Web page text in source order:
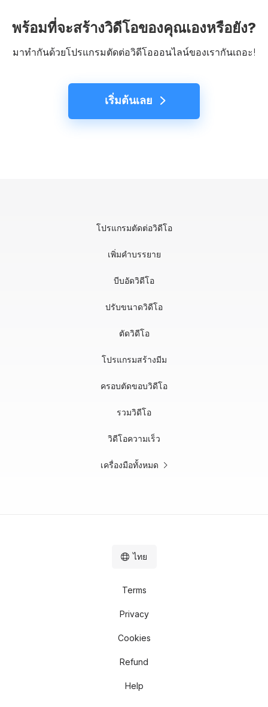
พร้อมที่จะสร้างวิดีโอของคุณเองหรือยัง?
มาทำกันด้วยโปรแกรมตัดต่อวิดีโอออนไลน์ของเรากันเถอะ!
เริ่มต้นเลย
โปรแกรมตัดต่อวิดีโอ
เพิ่มคำบรรยาย
บีบอัดวิดีโอ
ปรับขนาดวิดีโอ
ตัดวิดีโอ
โปรแกรมสร้างมีม
ครอบตัดขอบวิดีโอ
รวมวิดีโอ
วิดีโอความเร็ว
เครื่องมือทั้งหมด
Terms
Privacy
Cookies
Refund
Help
ไทย